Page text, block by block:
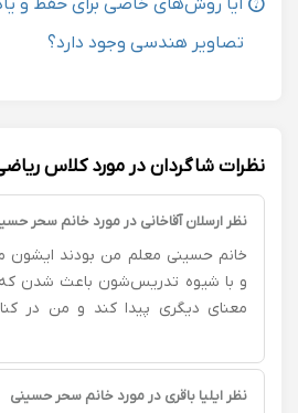
آیا روش‌های خاصی برای حفظ و
تصاویر هندسی وجود دارد؟
نظرات شاگردان در مورد کلاس
نظر ارسلان آقاخانی در مورد خانم سحر
خانم حسینی معلم من بودند ایشون
و با شیوه تدریس‌شون باعث شدن
معنای دیگری پیدا کند و من در
استرس‌هام از بین رفت و تونستم
ریاضی داشته باشم خیلی خوشحالم
تدریس میکنن اینجوری برای سال‌های
نظر ایلیا باقری در مورد خانم سحر حسینی